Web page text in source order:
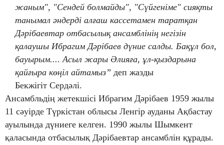
жаным", "Сендей болмайды", "Сүйгеніме" сияқты
танымал әндерді алғаш кассетамен таратқан
Дәрібаевтар отбасылық ансамблінің негізін
қалаушы Ибрагим Дәрібаев дүние салды. Бақұл бол,
бауырым.... Асыл жары Әлияға, ұл-қыздарына
қайғыра көңіл айтамыз” деп жазды
Бекжігіт Сердәлі.
Ансамбльдің жетекшісі Ибрагим Дәрібаев 1959 жылы
11 сәуірде Түркістан облысы Ленгір ауданы Ақбастау
ауылында дүниеге келген. 1990 жылы Шымкент
қаласында отбасылық Дәрібаевтар ансамблін құрады.